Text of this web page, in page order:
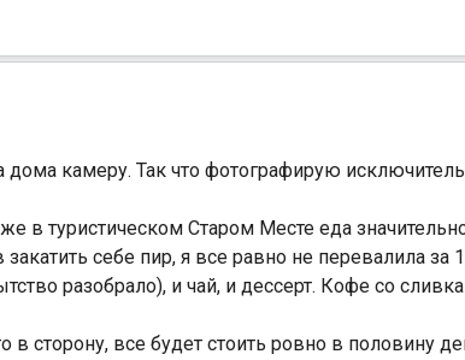
дома камеру. Так что фотографирую
в туристическом Старом Месте еда
себе пир, я все равно не перевалила за
разобрало), и чай, и дессерт. Кофе со
в сторону, все будет стоить ровно в половину